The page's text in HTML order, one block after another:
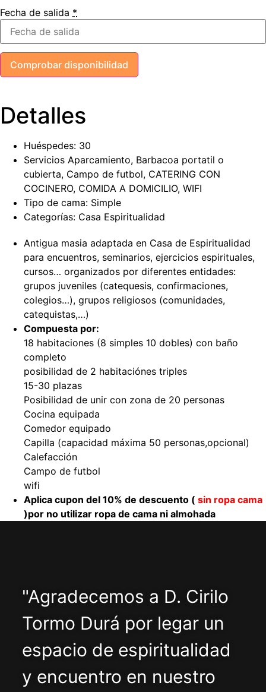
Fecha de salida *
Detalles
Huéspedes: 30
Servicios Aparcamiento, Barbacoa portatil o
cubierta, Campo de futbol, CATERING CON
COCINERO, COMIDA A DOMICILIO, WIFI
Tipo de cama: Simple
Categorías: Casa Espiritualidad
Antigua masia adaptada en Casa de Espiritualidad
para encuentros, seminarios, ejercicios espirituales,
cursos… organizados por diferentes entidades:
grupos juveniles (catequesis, confirmaciones,
colegios…), grupos religiosos (comunidades,
catequistas,…)
Compuesta por:
18 habitaciones (8 simples 10 dobles) con baño
completo
posibilidad de 2 habitaciónes triples
15-30 plazas
Posibilidad de unir con zona de 20 personas
Cocina equipada
Comedor equipado
Capilla (capacidad máxima 50 personas,opcional)
Calefacción
Campo de futbol
wifi
Aplica cupon del 10% de descuento ( sin ropa cama
)por no utilizar ropa de cama ni almohada
"Agradecemos a D. Cirilo
Tormo Durá por legar un
espacio de espiritualidad
y encuentro en nuestro